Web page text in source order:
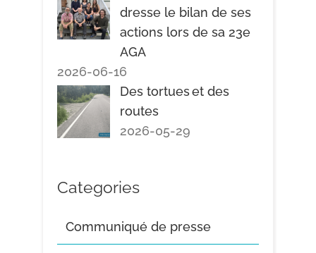
dresse le bilan de ses
actions lors de sa 23e
AGA
2026-06-16
Des tortues et des
routes
2026-05-29
Categories
Communiqué de presse